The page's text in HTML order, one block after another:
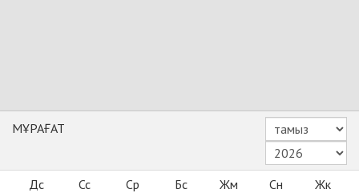
МҰРАҒАТ
Дс Сс Ср Бс Жм Сн
Жк